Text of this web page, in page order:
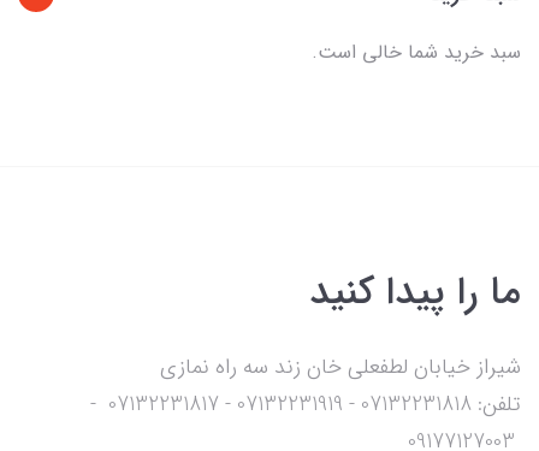
سبد خرید شما خالی است.
ما را پیدا کنید
شیراز خیابان لطفعلی خان زند سه راه نمازی
تلفن: 07132231818 - 07132231919 - 07132231817 -